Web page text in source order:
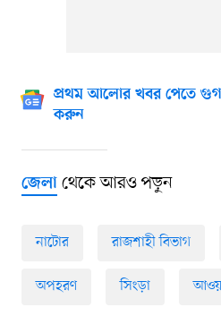
প্রথম আলোর খবর পেতে
করুন
জেলাথেকে আরও পড়ুন
নাটোর রাজশাহী বিভাগ
অপহরণ সিংড়া